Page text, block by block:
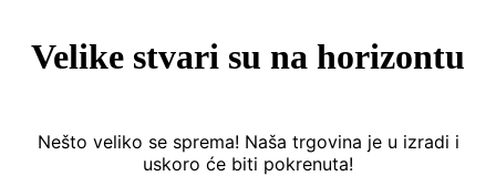
Velike stvari su na horizontu
Nešto veliko se sprema! Naša trgovina je u izradi i
uskoro će biti pokrenuta!